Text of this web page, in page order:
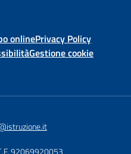
onlinePrivacy Policy
Gestione cookie
92069920053